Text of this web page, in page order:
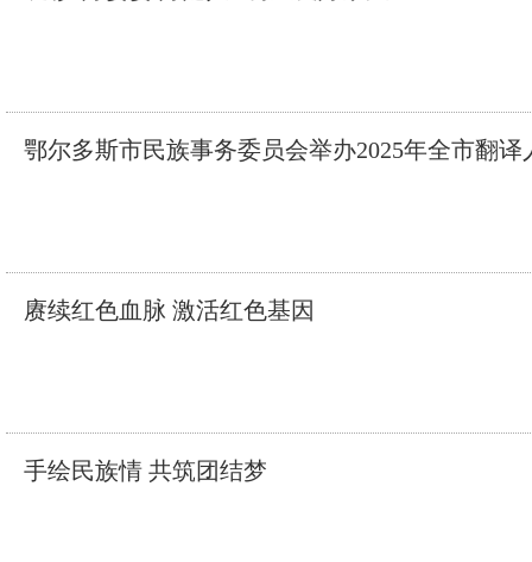
鄂尔多斯市民族事务委员会举办2025年全市翻译
赓续红色血脉 激活红色基因
手绘民族情 共筑团结梦